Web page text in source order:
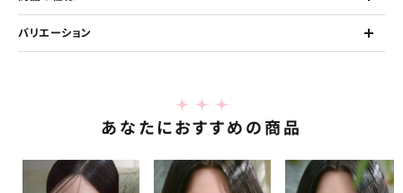
バリエーション
あなたにおすすめの商品